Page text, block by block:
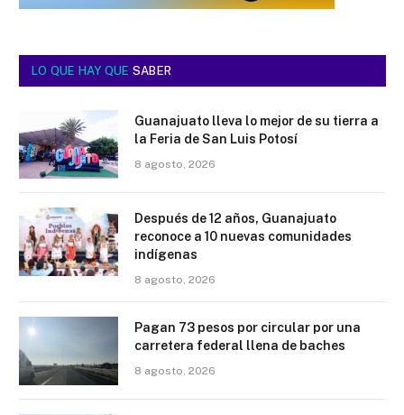
LO QUE HAY QUE SABER
Guanajuato lleva lo mejor de su tierra a
la Feria de San Luis Potosí
8 agosto, 2026
Después de 12 años, Guanajuato
reconoce a 10 nuevas comunidades
indígenas
8 agosto, 2026
Pagan 73 pesos por circular por una
carretera federal llena de baches
8 agosto, 2026